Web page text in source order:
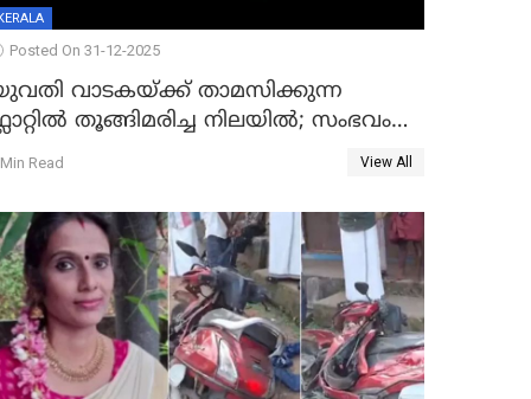
KERALA
Posted On 31-12-2025
വാടകയ്ക്ക് താമസിക്കുന്ന
തൂങ്ങിമരിച്ച നിലയില്‍; സംഭവം
Read View All